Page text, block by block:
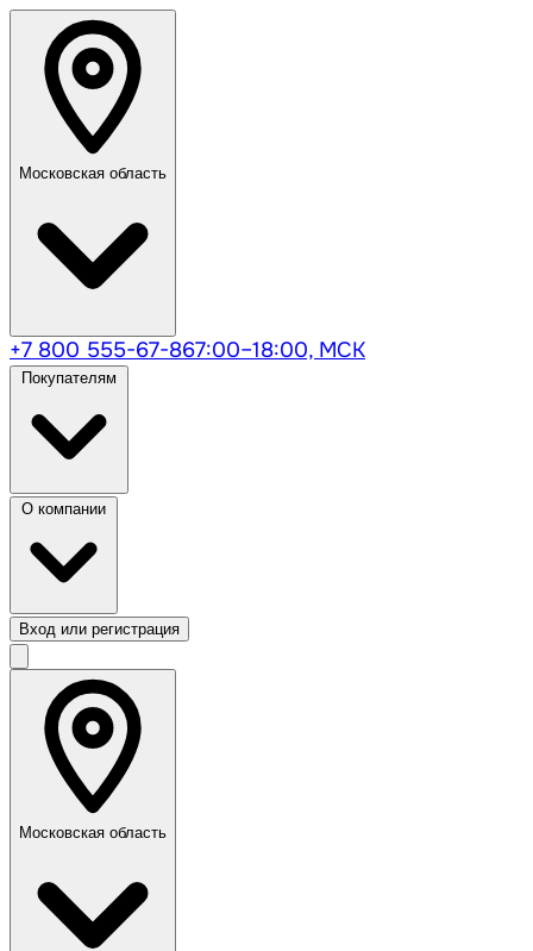
Московская область
+7 800 555-67-867:00–18:00, МСК
Вход или регистрация
Московская область